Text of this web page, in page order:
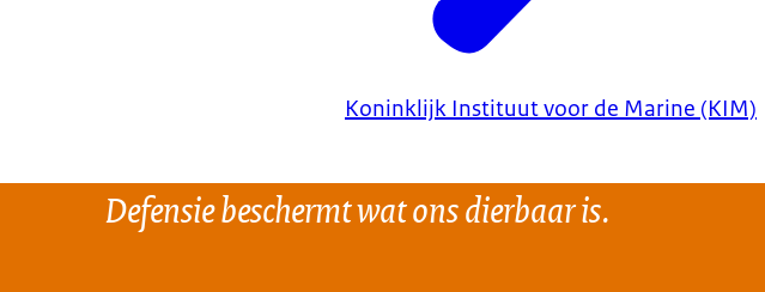
Koninklijk Instituut voor de Marine (KIM)
Defensie beschermt wat ons dierbaar is.